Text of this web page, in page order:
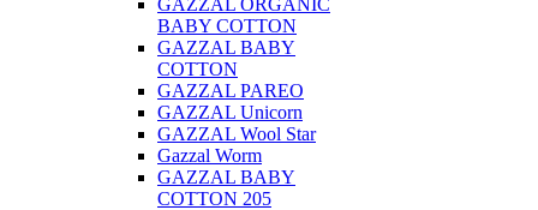
GAZZAL ORGANIC
BABY COTTON
GAZZAL BABY
COTTON
GAZZAL PAREO
GAZZAL Unicorn
GAZZAL Wool Star
Gazzal Worm
GAZZAL BABY
COTTON 205